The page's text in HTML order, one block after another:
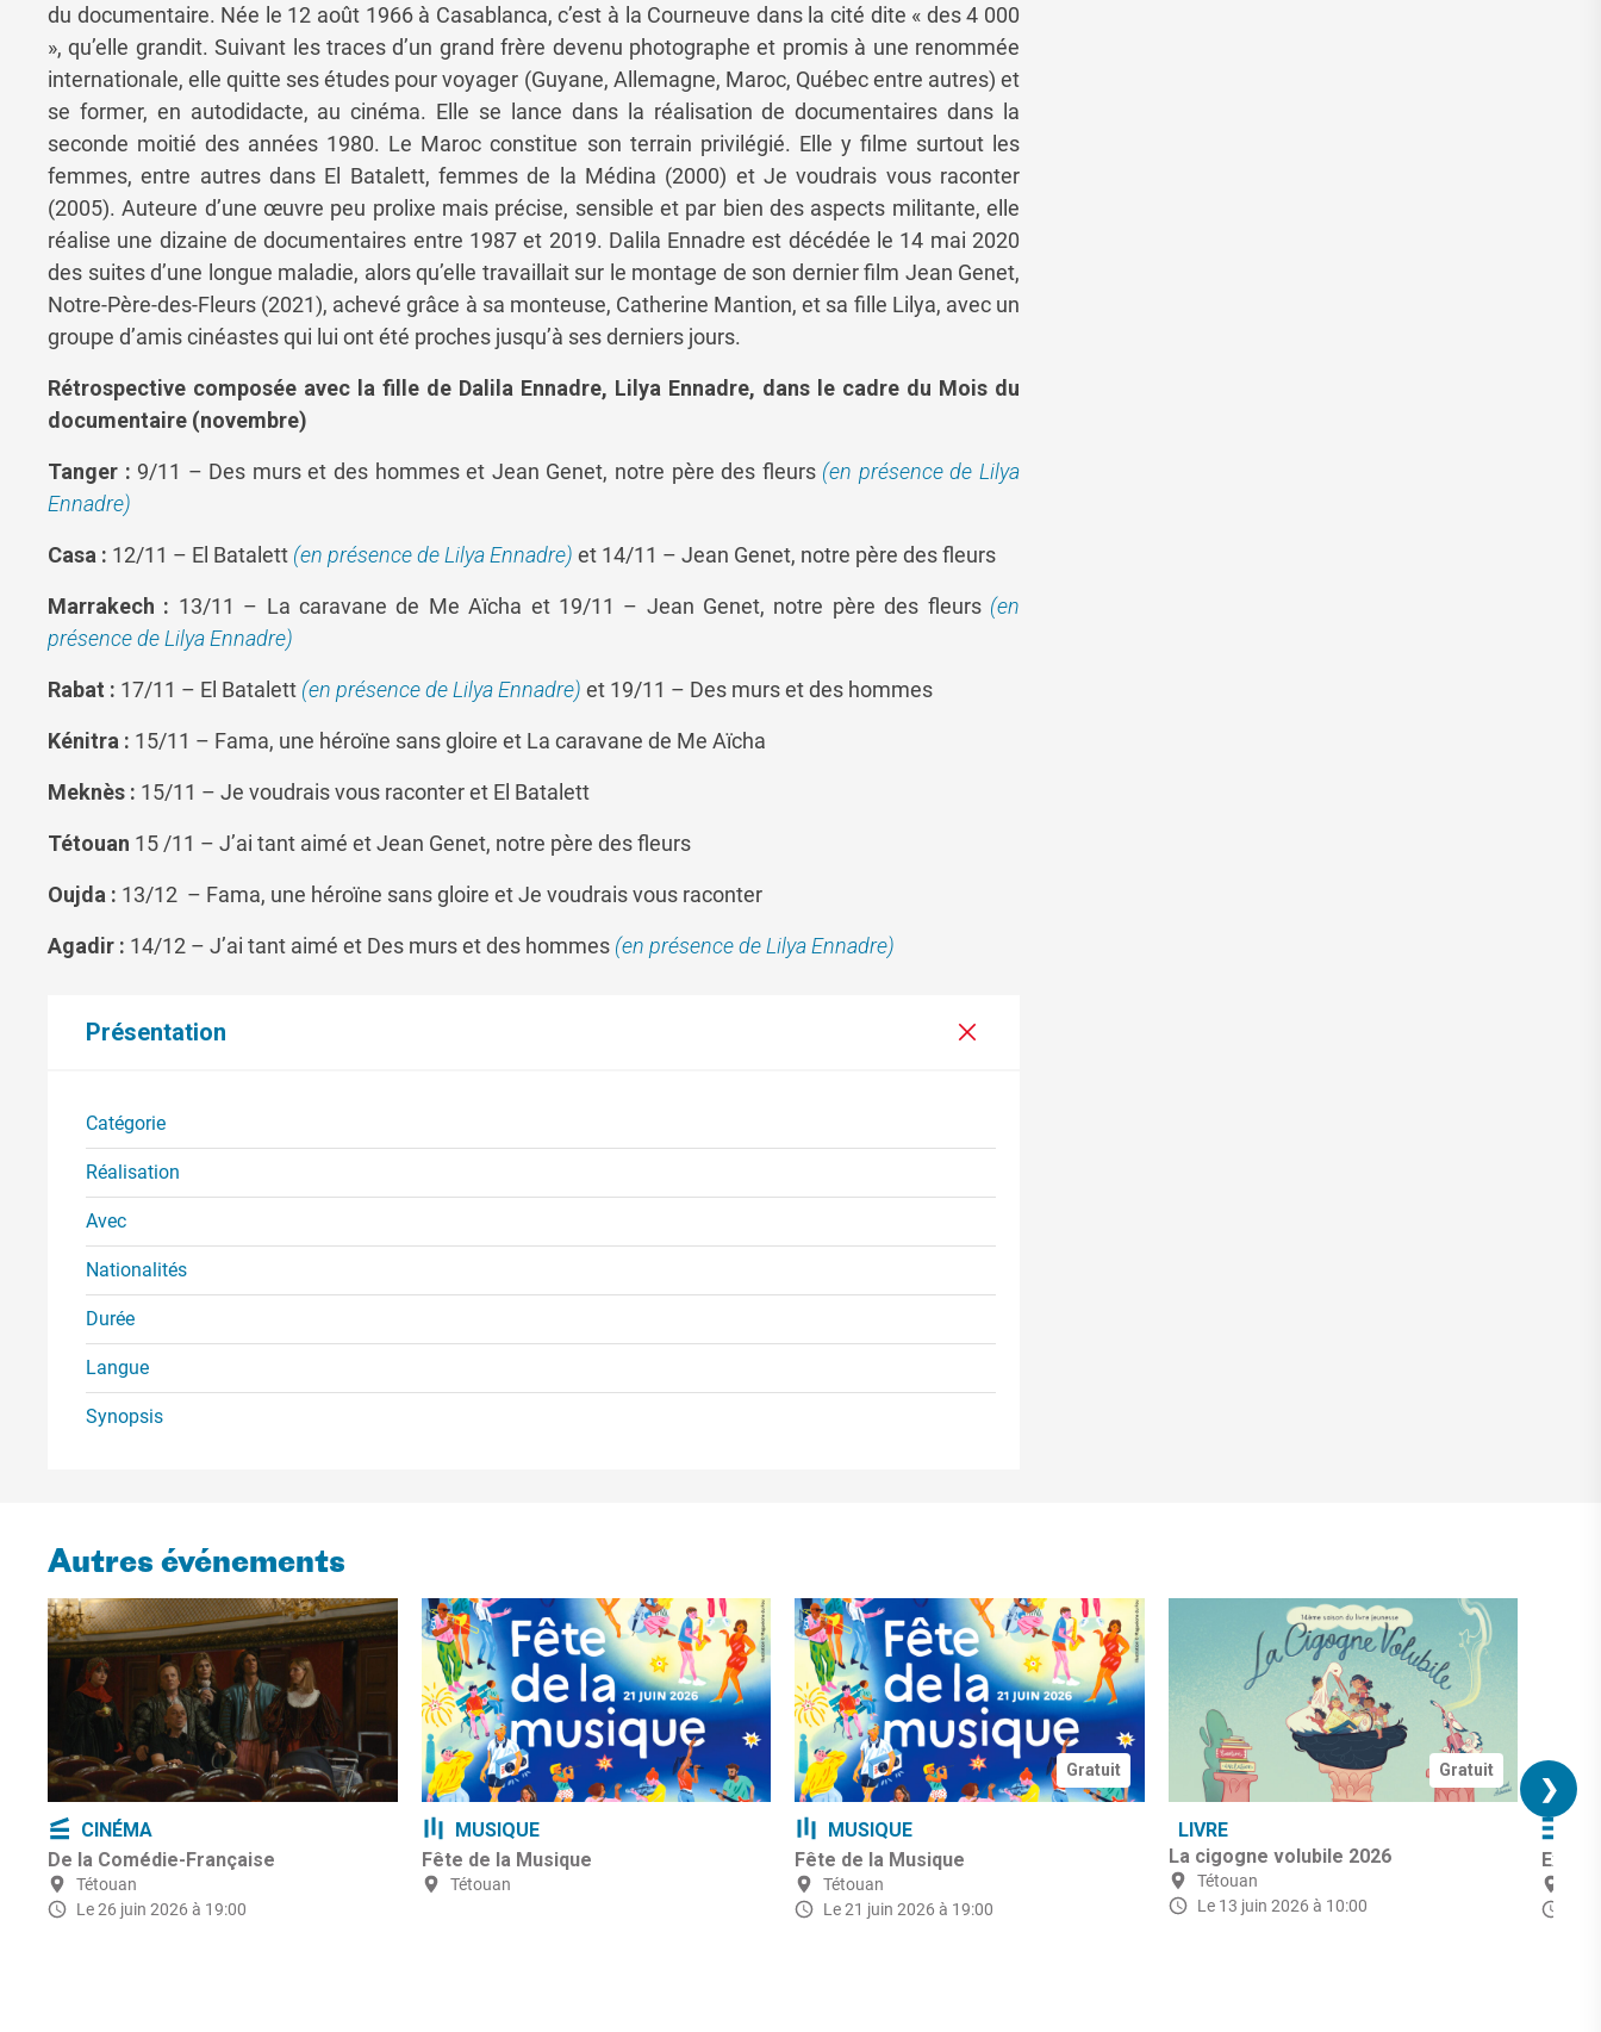
du documentaire. Née le 12 août 1966 à Casablanca, c’est à la Courneuve dans la cité dite « des 4 000
», qu’elle grandit. Suivant les traces d’un grand frère devenu photographe et promis à une renommée
internationale, elle quitte ses études pour voyager (Guyane, Allemagne, Maroc, Québec entre autres) et
se former, en autodidacte, au cinéma. Elle se lance dans la réalisation de documentaires dans la
seconde moitié des années 1980. Le Maroc constitue son terrain privilégié. Elle y filme surtout les
femmes, entre autres dans El Batalett, femmes de la Médina (2000) et Je voudrais vous raconter
(2005). Auteure d’une œuvre peu prolixe mais précise, sensible et par bien des aspects militante, elle
réalise une dizaine de documentaires entre 1987 et 2019. Dalila Ennadre est décédée le 14 mai 2020
des suites d’une longue maladie, alors qu’elle travaillait sur le montage de son dernier film Jean Genet,
Notre-Père-des-Fleurs (2021), achevé grâce à sa monteuse, Catherine Mantion, et sa fille Lilya, avec un
groupe d’amis cinéastes qui lui ont été proches jusqu’à ses derniers jours.
Rétrospective composée avec la fille de Dalila Ennadre, Lilya Ennadre, dans le cadre du Mois du
documentaire (novembre)
Tanger : 9/11 – Des murs et des hommes et Jean Genet, notre père des fleurs(en présence de Lilya
Ennadre)
Casa : 12/11 – El Batalett (en présence de Lilya Ennadre) et 14/11 – Jean Genet, notre père des fleurs
Marrakech : 13/11 – La caravane de Me Aïcha et 19/11 – Jean Genet, notre père des fleurs (en
présence de Lilya Ennadre)
Rabat : 17/11 – El Batalett (en présence de Lilya Ennadre) et 19/11 – Des murs et des hommes
Kénitra : 15/11 – Fama, une héroïne sans gloire et La caravane de Me Aïcha
Meknès : 15/11 – Je voudrais vous raconter et El Batalett
Tétouan 15 /11 – J’ai tant aimé et Jean Genet, notre père des fleurs
Oujda : 13/12 – Fama, une héroïne sans gloire et Je voudrais vous raconter
Agadir : 14/12 – J’ai tant aimé et Des murs et des hommes (en présence de Lilya Ennadre)
Présentation
Catégorie
Réalisation
Avec
Nationalités
Durée
Langue
Synopsis
Autres événements
CINÉMA
De la Comédie-Française
Tétouan
Le 26 juin 2026 à 19:00
MUSIQUE
Fête de la Musique
Tétouan
Gratuit
MUSIQUE
Fête de la Musique
Tétouan
Le 21 juin 2026 à 19:00
Gratuit
LIVRE
La cigogne volubile 2026
Tétouan
Le 13 juin 2026 à 10:00
❯